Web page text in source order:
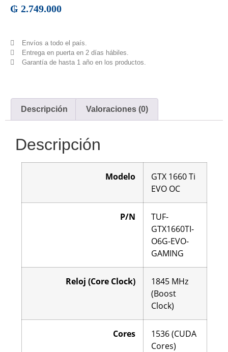
₲ 2.749.000
Envíos a todo el país.
Entrega en puerta en 2 días hábiles.
Garantía de hasta 1 año en los productos.
Descripción Valoraciones (0)
Descripción
Modelo
GTX 1660 Ti
EVO OC
P/N
TUF-
GTX1660TI-
O6G-EVO-
GAMING
Reloj (Core Clock)
1845 MHz
(Boost
Clock)
Cores
1536 (CUDA
Cores)